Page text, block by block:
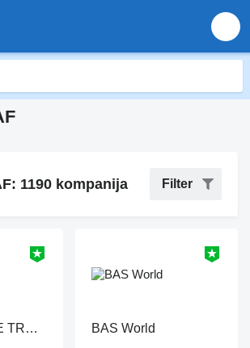
1190 kompanija Filter
DINGEMANSE TRUCKS & TRAILERS
BAS World